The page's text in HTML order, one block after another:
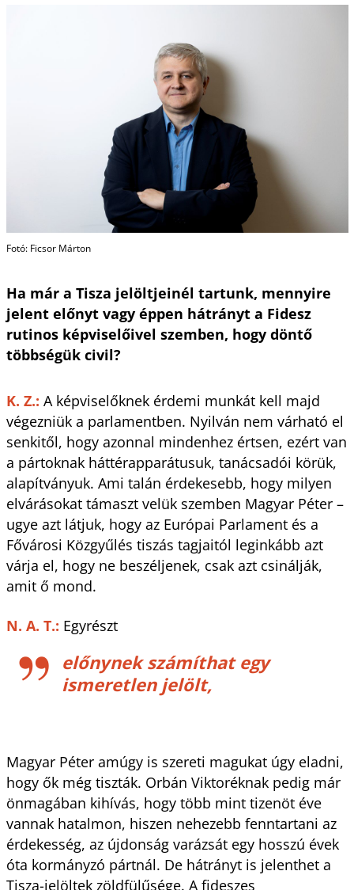
Fotó: Ficsor Márton
Ha már a Tisza jelöltjeinél tartunk, mennyire
jelent előnyt vagy éppen hátrányt a Fidesz
rutinos képviselőivel szemben, hogy döntő
többségük civil?
K. Z.: A képviselőknek érdemi munkát kell majd
végezniük a parlamentben. Nyilván nem várható el
senkitől, hogy azonnal mindenhez értsen, ezért van
a pártoknak háttérapparátusuk, tanácsadói körük,
alapítványuk. Ami talán érdekesebb, hogy milyen
elvárásokat támaszt velük szemben Magyar Péter –
ugye azt látjuk, hogy az Európai Parlament és a
Fővárosi Közgyűlés tiszás tagjaitól leginkább azt
várja el, hogy ne beszéljenek, csak azt csinálják,
amit ő mond.
N. A. T.: Egyrészt
előnynek számíthat egy
ismeretlen jelölt,
Magyar Péter amúgy is szereti magukat úgy eladni,
hogy ők még tiszták. Orbán Viktoréknak pedig már
önmagában kihívás, hogy több mint tizenöt éve
vannak hatalmon, hiszen nehezebb fenntartani az
érdekesség, az újdonság varázsát egy hosszú évek
óta kormányzó pártnál. De hátrányt is jelenthet a
Tisza-jelöltek zöldfülűsége. A fideszes